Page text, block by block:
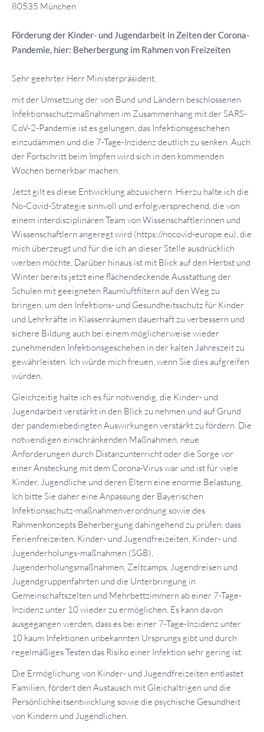
80535 München
Förderung der Kinder- und Jugendarbeit in Zeiten der Corona-
Pandemie, hier: Beherbergung im Rahmen von Freizeiten
Sehr geehrter Herr Ministerpräsident,
mit der Umsetzung der von Bund und Ländern beschlossenen
Infektionsschutzmaßnahmen im Zusammenhang mit der SARS-
CoV-2-Pandemie ist es gelungen, das Infektionsgeschehen
einzudämmen und die 7-Tage-Inzidenz deutlich zu senken. Auch
der Fortschritt beim Impfen wird sich in den kommenden
Wochen bemerkbar machen.
Jetzt gilt es diese Entwicklung abzusichern. Hierzu halte ich die
No-Covid-Strategie sinnvoll und erfolgversprechend, die von
einem interdisziplinären Team von Wissenschaftlerinnen und
Wissenschaftlern angeregt wird (https://nocovid-europe.eu), die
mich überzeugt und für die ich an dieser Stelle ausdrücklich
werben möchte. Darüber hinaus ist mit Blick auf den Herbst und
Winter bereits jetzt eine flächendeckende Ausstattung der
Schulen mit geeigneten Raumluftfiltern auf den Weg zu
bringen, um den Infektions- und Gesundheitsschutz für Kinder
und Lehrkräfte in Klassenräumen dauerhaft zu verbessern und
sichere Bildung auch bei einem möglicherweise wieder
zunehmenden Infektionsgeschehen in der kalten Jahreszeit zu
gewährleisten. Ich würde mich freuen, wenn Sie dies aufgreifen
würden.
Gleichzeitig halte ich es für notwendig, die Kinder- und
Jugendarbeit verstärkt in den Blick zu nehmen und auf Grund
der pandemiebedingten Auswirkungen verstärkt zu fördern. Die
notwendigen einschränkenden Maßnahmen, neue
Anforderungen durch Distanzunterricht oder die Sorge vor
einer Ansteckung mit dem Corona-Virus war und ist für viele
Kinder, Jugendliche und deren Eltern eine enorme Belastung.
Ich bitte Sie daher eine Anpassung der Bayerischen
Infektionsschutz-maßnahmenverordnung sowie des
Rahmenkonzepts Beherbergung dahingehend zu prüfen, dass
Ferienfreizeiten, Kinder- und Jugendfreizeiten, Kinder- und
Jugenderholungs-maßnahmen (SGB),
Jugenderholungsmaßnahmen, Zeltcamps, Jugendreisen und
Jugendgruppenfahrten und die Unterbringung in
Gemeinschaftszelten und Mehrbettzimmern ab einer 7-Tage-
Inzidenz unter 10 wieder zu ermöglichen. Es kann davon
ausgegangen werden, dass es bei einer 7-Tage-Inzidenz unter
10 kaum Infektionen unbekannten Ursprungs gibt und durch
regelmäßiges Testen das Risiko einer Infektion sehr gering ist.
Die Ermöglichung von Kinder- und Jugendfreizeiten entlastet
Familien, fördert den Austausch mit Gleichaltrigen und die
Persönlichkeitsentwicklung sowie die psychische Gesundheit
von Kindern und Jugendlichen.